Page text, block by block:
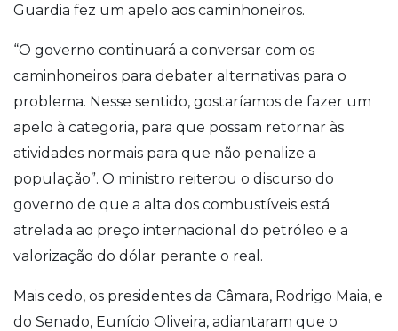
Guardia fez um apelo aos caminhoneiros.
“O governo continuará a conversar com os
caminhoneiros para debater alternativas para o
problema. Nesse sentido, gostaríamos de fazer um
apelo à categoria, para que possam retornar às
atividades normais para que não penalize a
população”. O ministro reiterou o discurso do
governo de que a alta dos combustíveis está
atrelada ao preço internacional do petróleo e a
valorização do dólar perante o real.
Mais cedo, os presidentes da Câmara, Rodrigo Maia, e
do Senado, Eunício Oliveira, adiantaram que o